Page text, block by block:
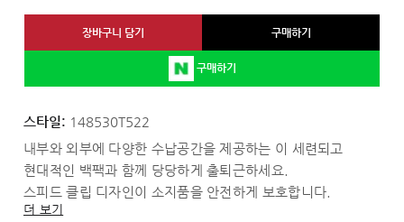
장바구니 담기 구매하기
구매하기
스타일: 148530T522
내부와 외부에 다양한 수납공간을 제공하는 이 세련되고
현대적인 백팩과 함께 당당하게 출퇴근하세요.
스피드 클립 디자인이 소지품을 안전하게 보호합니다.
더 보기